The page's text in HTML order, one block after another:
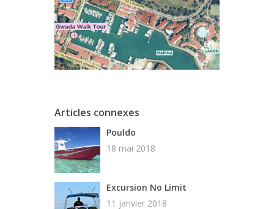
Articles connexes
Pouldo
18 mai 2018
Excursion No Limit
11 janvier 2018